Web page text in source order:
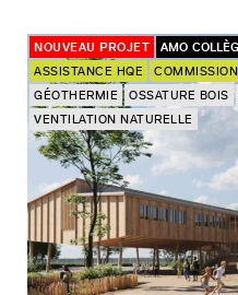
NOUVEAU PROJET
AMO
ASSISTANCE HQE
GÉOTHERMIE
OSSATURE BOIS
VENTILATION NATURELLE